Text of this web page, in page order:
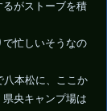
るがストーブを積
忙しいそうなの
八本松に、ここか
央キャンプ場は